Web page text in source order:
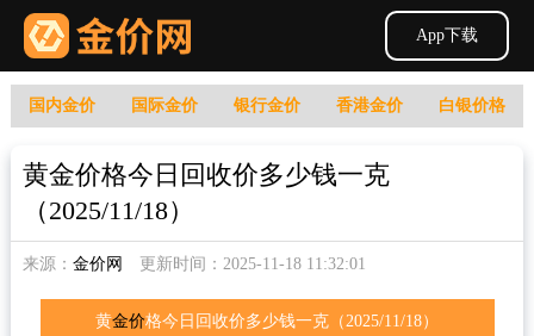
App下载
国内金价 国际金价 银行金价 香港金价 白银价格
黄金价格今日回收价多少钱一克
（2025/11/18）
来源： 金价网 更新时间：2025-11-18 11:32:01
黄金价格今日回收价多少钱一克（2025/11/18）